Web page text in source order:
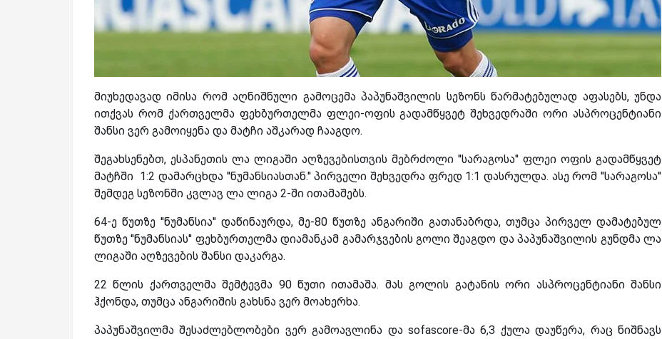
მიუხედავად იმისა რომ აღნიშნული გამოცემა პაპუნაშვილის სეზონს წარმატებულად აფასებს, უნდა
ითქვას რომ ქართველმა ფეხბურთელმა ფლეი-ოფის გადამწყვეტ შეხვედრაში ორი ასპროცენტიანი
შანსი ვერ გამოიყენა და მატჩი აშკარად ჩააგდო.
შეგახსენებთ, ესპანეთის ლა ლიგაში აღზევებისთვის მებრძოლი ''სარაგოსა'' ფლეი ოფის გადამწყვეტ
მატჩში 1:2 დამარცხდა ''ნუმანსიასთან.'' პირველი შეხვედრა ფრედ 1:1 დასრულდა. ასე რომ ''სარაგოსა''
შემდეგ სეზონში კვლავ ლა ლიგა 2-ში ითამაშებს.
64-ე წუთზე ''ნუმანსია'' დაწინაურდა, მე-80 წუთზე ანგარიში გათანაბრდა, თუმცა პირველ დამატებულ
წუთზე ''ნუმანსიას'' ფეხბურთელმა დიამანკამ გამარჯვების გოლი შეაგდო და პაპუნაშვილის გუნდმა ლა
ლიგაში აღზევების შანსი დაკარგა.
22 წლის ქართველმა შემტევმა 90 წუთი ითამაშა. მას გოლის გატანის ორი ასპროცენტიანი შანსი
ჰქონდა, თუმცა ანგარიშის გახსნა ვერ მოახერხა.
პაპუნაშვილმა შესაძლებლობები ვერ გამოავლინა და sofascore-მა 6,3 ქულა დაუწერა, რაც ნიშნავს